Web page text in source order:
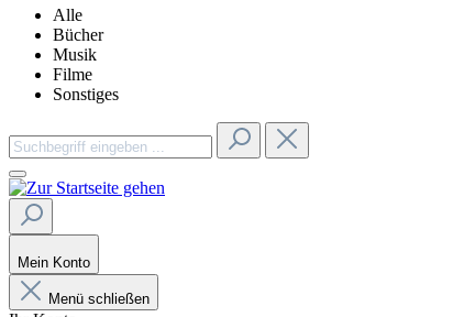
Alle
Bücher
Musik
Filme
Sonstiges
Mein Konto
Menü schließen